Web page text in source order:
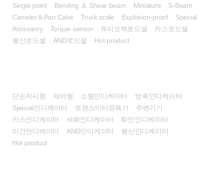
Single point Bending ＆ Shear beam Miniature
S-Beam
Canister＆Pan Cake
Truck scale Explosion-proof
Special
Accessory
Torque sensor 큐리오텍로드셀
카스로드셀
봉신로드셀
AND로드셀 Hot product
단순지시형 제어형 소형인디케이터
방폭인디케이터
Special인디케이터
트랜스미터증폭기
주변기기
카스인디케이터
세화인디케이터
화인인디케이터
미건인디케이터
AND인디케이터
봉신인디케이터
Hot product